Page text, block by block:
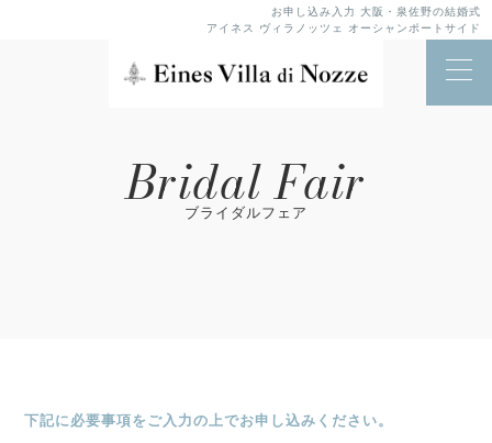
お申し込み入力 大阪・泉佐野の結婚式
アイネス ヴィラノッツェ オーシャンポートサイド
Bridal Fair
ブライダルフェア
下記に必要事項をご入力の上でお申し込みください。